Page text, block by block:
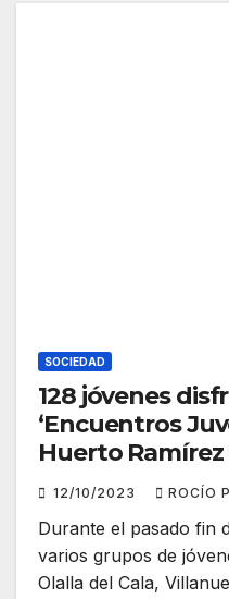
SOCIEDAD
128 jóvenes
‘Encuentros
Huerto
12/10/2023 ROCÍO
Durante el pasado fin
varios grupos de
Olalla del Cala,